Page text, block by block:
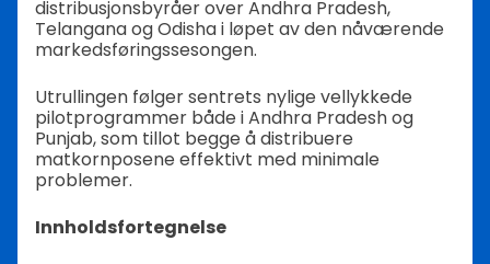
distribusjonsbyråer over Andhra Pradesh,
Telangana og Odisha i løpet av den nåværende
markedsføringssesongen.
Utrullingen følger sentrets nylige vellykkede
pilotprogrammer både i Andhra Pradesh og
Punjab, som tillot begge å distribuere
matkornposene effektivt med minimale
problemer.
Innholdsfortegnelse